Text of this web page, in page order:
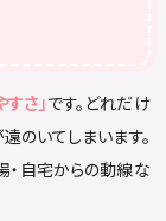
すさ」です。どれだけ
のいてしまいます。
・自宅からの動線な